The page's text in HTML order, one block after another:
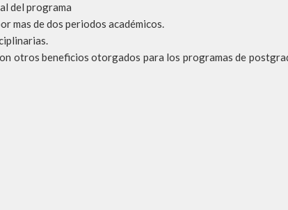
del programa
mas de dos periodos académicos.
otros beneficios otorgados para los programas de